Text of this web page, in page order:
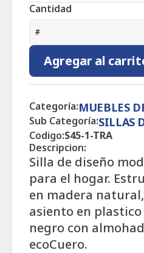
Cantidad
#
Agregar al
Categoría:MUEBLES
Sub Categoría:SILLAS
Codigo:S45-1-TRA
Descripcion:
Silla de diseño
para el hogar.
en madera
asiento en
negro con
ecoCuero.